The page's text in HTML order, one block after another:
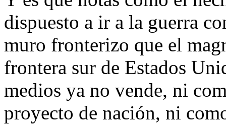
dispuesto a ir a la guerra
muro fronterizo que el
frontera sur de Estados
medios ya no vende, ni
proyecto de nación, ni